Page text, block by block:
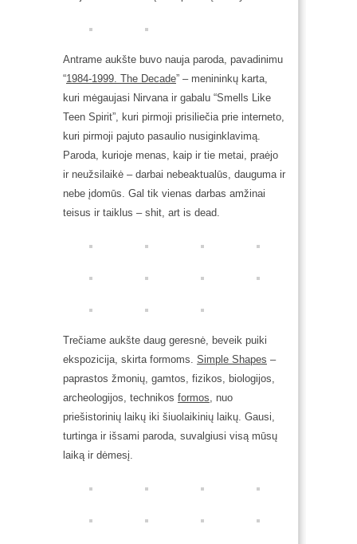
Antrame aukšte buvo nauja paroda, pavadinimu
“1984-1999. The Decade” – menininkų karta,
kuri mėgaujasi Nirvana ir gabalu “Smells Like
Teen Spirit”, kuri pirmoji prisiliečia prie interneto,
kuri pirmoji pajuto pasaulio nusiginklavimą.
Paroda, kurioje menas, kaip ir tie metai, praėjo
ir neužsilaikė – darbai nebeaktualūs, dauguma ir
nebe įdomūs. Gal tik vienas darbas amžinai
teisus ir taiklus – shit, art is dead.
Trečiame aukšte daug geresnė, beveik puiki
ekspozicija, skirta formoms. Simple Shapes –
paprastos žmonių, gamtos, fizikos, biologijos,
archeologijos, technikos formos, nuo
priešistorinių laikų iki šiuolaikinių laikų. Gausi,
turtinga ir išsami paroda, suvalgiusi visą mūsų
laiką ir dėmesį.